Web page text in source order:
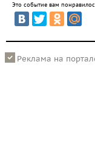
Это событие вам
Реклама на